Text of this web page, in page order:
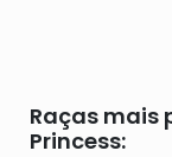
Raças mais
Princess: